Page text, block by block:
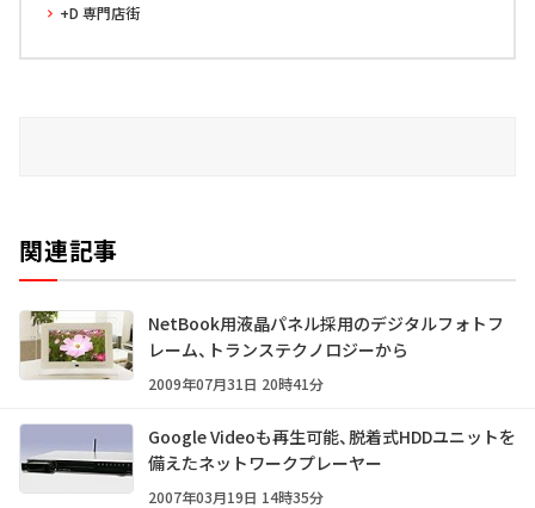
+D 専門店街
関連記事
NetBook用液晶パネル採用のデジタルフォトフ
レーム、トランステクノロジーから
2009年07月31日 20時41分
Google Videoも再生可能、脱着式HDDユニットを
備えたネットワークプレーヤー
2007年03月19日 14時35分